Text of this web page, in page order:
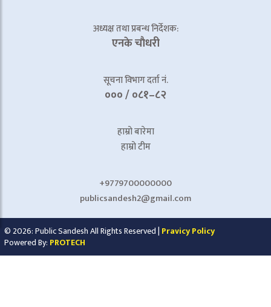
अध्यक्ष तथा प्रबन्ध निर्देशक:
एनके चाैधरी
सूचना विभाग दर्ता नं.
००० / ०८१–८२
हाम्रो बारेमा
हाम्रो टीम
+9779700000000
publicsandesh2@gmail.com
© 2026: Public Sandesh All Rights Reserved | Pravicy Policy
Powered By: PROTECH